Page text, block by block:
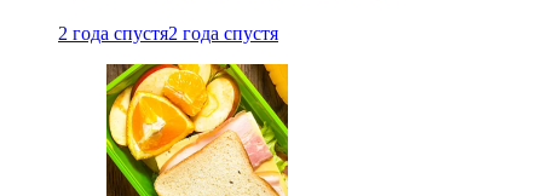
2 года спустя2 года спустя